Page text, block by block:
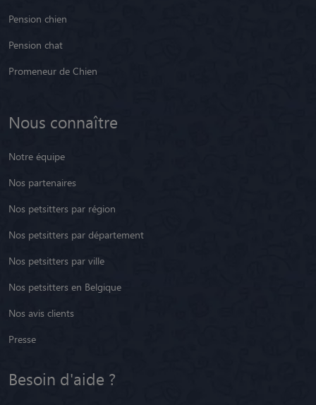
Pension chien
Pension chat
Promeneur de Chien
Nous connaître
Notre équipe
Nos partenaires
Nos petsitters par région
Nos petsitters par département
Nos petsitters par ville
Nos petsitters en Belgique
Nos avis clients
Presse
Besoin d'aide ?